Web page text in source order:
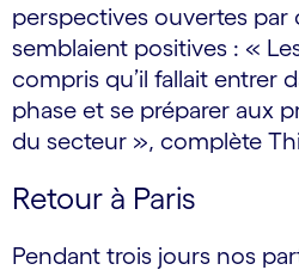
perspectives ouvertes par
semblaient positives : «
compris qu’il fallait entrer
phase et se préparer aux
du secteur », complète
Retour à Paris
Pendant trois jours nos